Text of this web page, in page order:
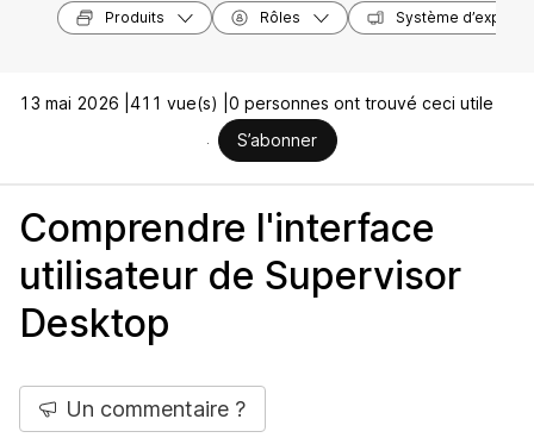
Produits Rôles Système
13 mai 2026 | 411 vue(s) | 0 personnes ont trouvé ceci utile
S’abonner
Comprendre l'interface
utilisateur de Supervisor
Desktop
Un commentaire ?